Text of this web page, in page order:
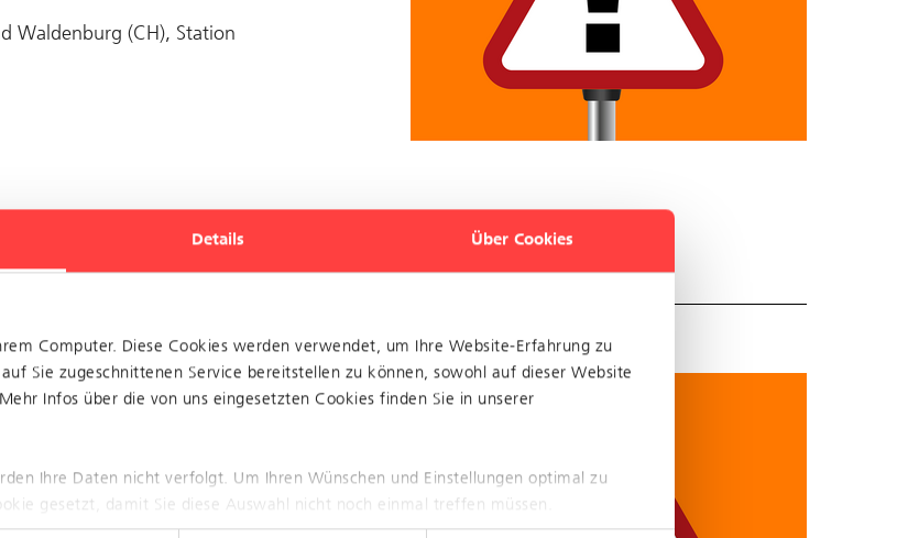
Details Über Cookies
Computer. Diese Cookies werden verwendet, um Ihre Website-Erfahrung zu
Sie zugeschnittenen Service bereitstellen zu können, sowohl auf dieser Website
Infos über die von uns eingesetzten Cookies finden Sie in unserer
Ihre Daten nicht verfolgt. Um Ihren Wünschen und Einstellungen optimal zu
gesetzt, damit Sie diese Auswahl nicht noch einmal treffen müssen.
Waldenburg (CH), Station
verkehren Ersatzbusse. Es kommt zu
Liestal,
Station Linie 19